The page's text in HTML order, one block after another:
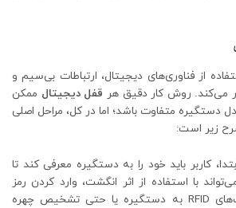
از فناوری‌های دیجیتال، ارتباطات بی‌سیم و
می‌کند. روش کار دقیق هر قفل دیجیتال ممکن
دستگیره متفاوت باشد؛ اما در کل، مراحل اصلی
زیر است:
کاربر باید خود را به دستگیره معرفی کند تا
با استفاده از اثر انگشت، وارد کردن رمز
عبور، نزدیک کردن کارت‌های RFID به دستگیره یا حتی تشخیص چهره